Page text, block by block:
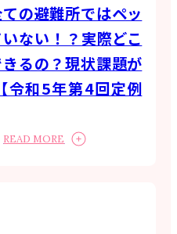
の避難所ではペッ
ない！？実際どこ
るの？現状課題が
令和5年第4回定例
READ MORE